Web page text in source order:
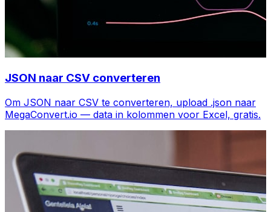
JSON naar CSV converteren
Om JSON naar CSV te converteren, upload .json naar
MegaConvert.io — data in kolommen voor Excel, gratis.